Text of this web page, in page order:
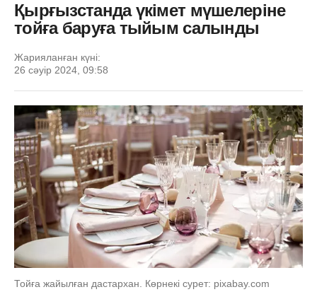
Қырғызстанда үкімет мүшелеріне
тойға баруға тыйым салынды
Жарияланған күні:
26 сәуір 2024, 09:58
Тойға жайылған дастархан. Көрнекі сурет: pixabay.com